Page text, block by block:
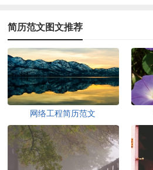
简历范文图文推荐
网络工程简历范文